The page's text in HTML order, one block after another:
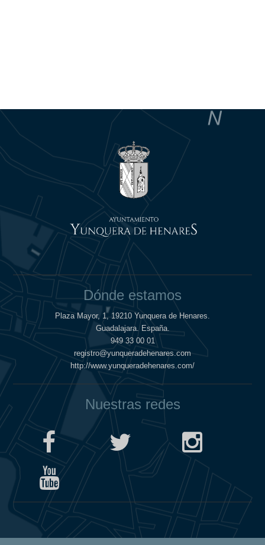
Dónde estamos
Plaza Mayor, 1, 19210 Yunquera de Henares.
Guadalajara. España.
949 33 00 01
registro@yunqueradehenares.com
http://www.yunqueradehenares.com/
Nuestras redes
Política de Cookies